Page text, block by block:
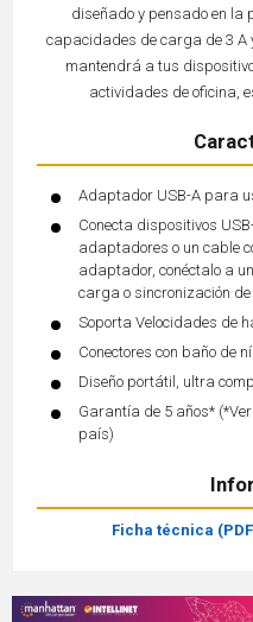
diseñado y pensado en
capacidades de carga de 3 A
mantendrá a tus
actividades de oficina,
Adaptador USB-A para
Conecta dispositivos
adaptadores o un cable
adaptador, conéctalo a
carga o sincronización
Soporta Velocidades de
Conectores con baño de
Diseño portátil, ultra
Garantía de 5 años*
país)
Ficha técnica